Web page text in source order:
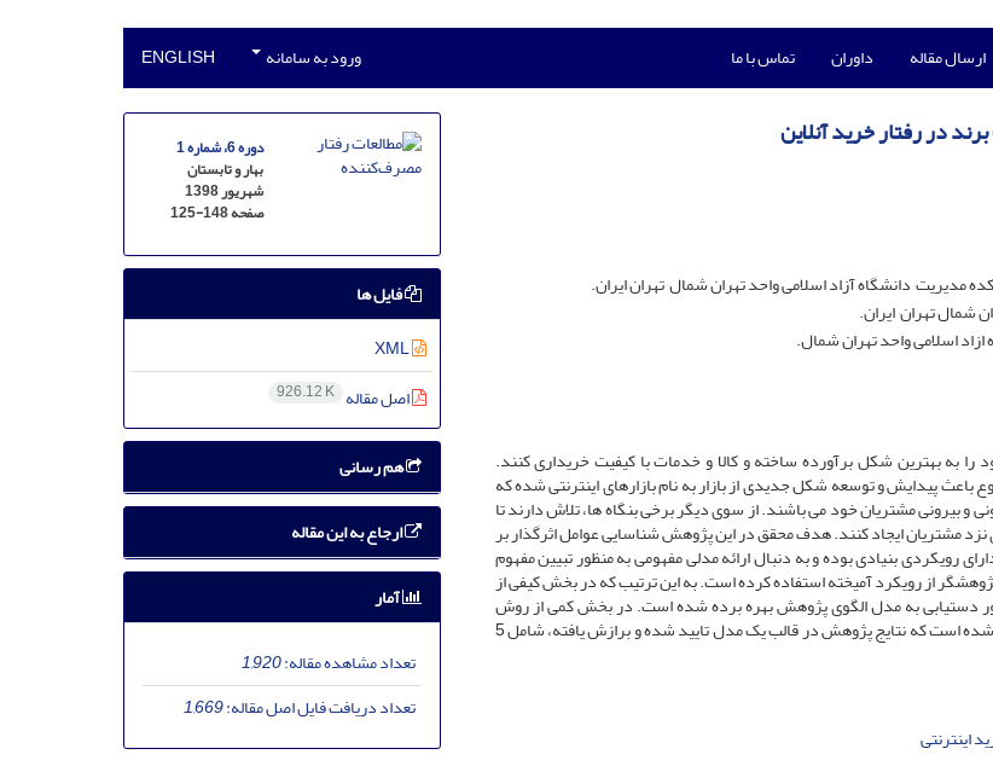
ارسال مقاله داوران تماس با ما ورود به سامانه ENGLISH
در رفتار خرید آنلاین
اسلامی واحد تهران شمال.
به بهترین شکل برآورده ساخته و کالا و خدمات با کیفیت خریداری کنند.
پیدایش و توسعه شکل جدیدی از بازار به نام بازارهای اینترنتی شده که
و بیرونی مشتریان خود می باشند. از سوی دیگر برخی بنگاه ها، تلاش دارند تا
نزد مشتریان ایجاد کنند. هدف محقق در این پژوهش شناسایی عوامل اثرگذار بر
رویکردی بنیادی بوده و به دنبال ارائه مدلی مفهومی به منظور تبیین مفهوم
پژوهشگر از رویکرد آمیخته استفاده کرده است. به این ترتیب که در بخش کیفی از
دستیابی به مدل الگوی پژوهش بهره برده شده است. در بخش کمی از روش
توصیفی پیمایشی و برای آزمون مدل پیشنهادی از نرم افزار پی ال اس استفاده شده است که نتایج پژوهش در قالب یک مدل تایید شده و برازش یافته، شامل 5
اینترنتی
دوره 6، شماره 1
بهار و تابستان
شهریور 1398
صفحه125-148
فایل ها
XML
اصل مقاله 926.12 K
هم رسانی
ارجاع به این مقاله
آمار
تعداد مشاهده مقاله:1,920
تعداد دریافت فایل اصل مقاله:1,669